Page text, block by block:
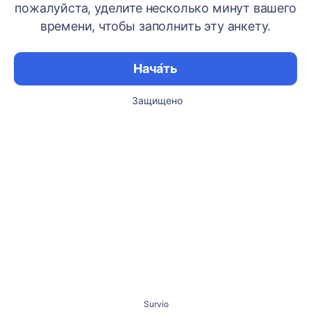
пожалуйста, уделите несколько минут вашего
времени, чтобы заполнить эту анкету.
Нача́ть
Защищено
Survio